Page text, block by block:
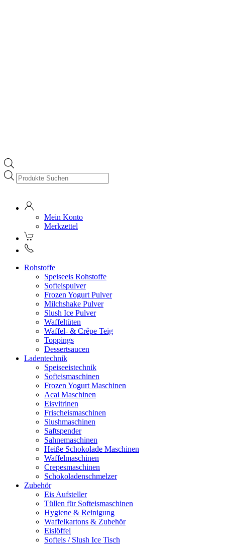
Products
search
Mein Konto
Merkzettel
Rohstoffe
Speiseeis Rohstoffe
Softeispulver
Frozen Yogurt Pulver
Milchshake Pulver
Slush Ice Pulver
Waffeltüten
Waffel- & Crêpe Teig
Toppings
Dessertsaucen
Ladentechnik
Speiseeistechnik
Softeismaschinen
Frozen Yogurt Maschinen
Acai Maschinen
Eisvitrinen
Frischeismaschinen
Slushmaschinen
Saftspender
Sahnemaschinen
Heiße Schokolade Maschinen
Waffelmaschinen
Crepesmaschinen
Schokoladenschmelzer
Zubehör
Eis Aufsteller
Tüllen für Softeismaschinen
Hygiene & Reinigung
Waffelkartons & Zubehör
Eislöffel
Softeis / Slush Ice Tisch